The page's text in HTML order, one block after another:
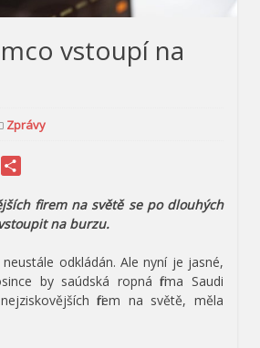
vstoupí na
Zprávy
Print
firem na světě se po dlouhých
na burzu.
neustále odkládán. Ale nyní je jasné,
by saúdská ropná firma Saudi
firem na světě, měla